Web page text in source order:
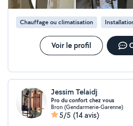
Chauffage ou climatisation
Voir le profil
Jessim Telaidj
Pro du confort chez vous
Bron (Gendarmerie-Garenne)
5/5 (14 avis)